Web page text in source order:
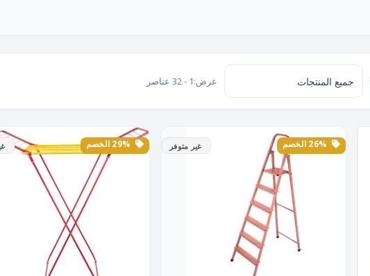
عرض:1 - 32 عناصر
غير متوفر